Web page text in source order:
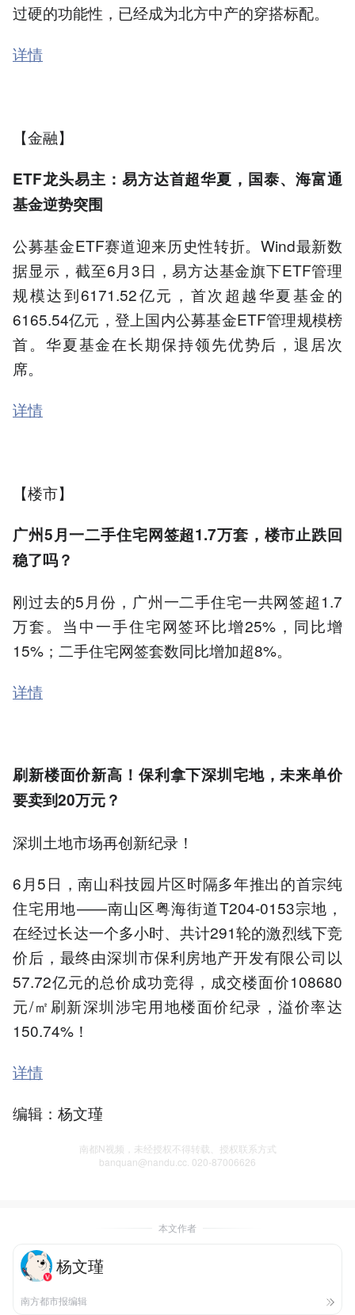
过硬的功能性，已经成为北方中产的穿搭标配。
详情
【金融】
ETF龙头易主：易方达首超华夏，国泰、海富通
基金逆势突围
公募基金ETF赛道迎来历史性转折。Wind最新数
据显示，截至6月3日，易方达基金旗下ETF管理
规模达到6171.52亿元，首次超越华夏基金的
6165.54亿元，登上国内公募基金ETF管理规模榜
首。华夏基金在长期保持领先优势后，退居次
席。
详情
【楼市】
广州5月一二手住宅网签超1.7万套，楼市止跌回
稳了吗？
刚过去的5月份，广州一二手住宅一共网签超1.7
万套。当中一手住宅网签环比增25%，同比增
15%；二手住宅网签套数同比增加超8%。
详情
刷新楼面价新高！保利拿下深圳宅地，未来单价
要卖到20万元？
深圳土地市场再创新纪录！
6月5日，南山科技园片区时隔多年推出的首宗纯
住宅用地——南山区粤海街道T204-0153宗地，
在经过长达一个多小时、共计291轮的激烈线下竞
价后，最终由深圳市保利房地产开发有限公司以
57.72亿元的总价成功竞得，成交楼面价108680
元/㎡刷新深圳涉宅用地楼面价纪录，溢价率达
150.74%！
详情
编辑：杨文瑾
南都N视频，未经授权不得转载、授权联系方式
banquan@nandu.cc. 020-87006626
本文作者
杨文瑾
南方都市报编辑